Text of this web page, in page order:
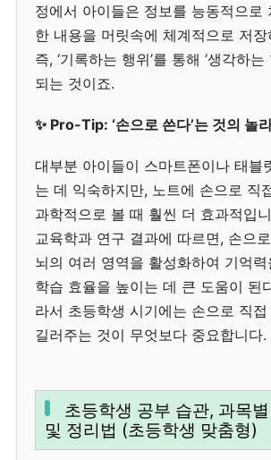
정에서 아이들은 정보를 능동적으로
한 내용을 머릿속에 체계적으로 저
즉, ‘기록하는 행위’를 통해 ‘생각하는
되는 것이죠.
✨ Pro-Tip: ‘손으로 쓴다’는 것의 놀
대부분 아이들이 스마트폰이나 태블
는 데 익숙하지만, 노트에 손으로 직
과학적으로 볼 때 훨씬 더 효과적입
교육학과 연구 결과에 따르면, 손으
뇌의 여러 영역을 활성화하여 기억
학습 효율을 높이는 데 큰 도움이 된
라서 초등학생 시기에는 손으로 직
길러주는 것이 무엇보다 중요합니다.
초등학생 공부 습관, 과목
및 정리법 (초등학생 맞춤형)